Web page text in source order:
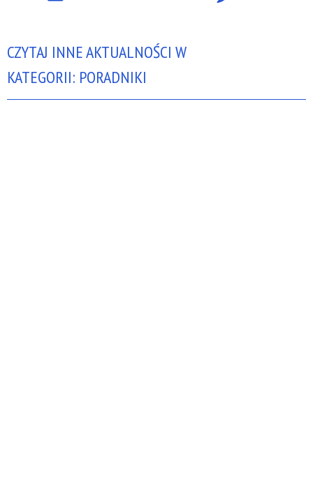
CZYTAJ INNE AKTUALNOŚCI W
KATEGORII: PORADNIKI